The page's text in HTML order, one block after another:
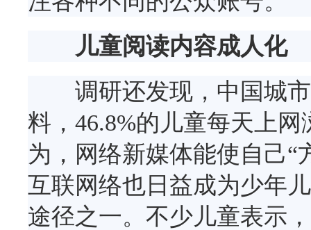
儿童阅读内容成人化
调研还发现，中国城市
料，46.8%的儿童每天上
为，网络新媒体能使自己“
互联网络也日益成为少年
途径之一。不少儿童表示